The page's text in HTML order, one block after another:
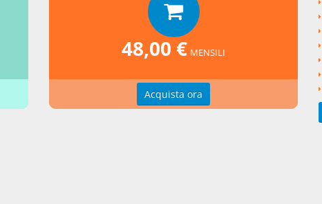
Cass. civile, sez. I48,00 € MENSILI
Acquista ora